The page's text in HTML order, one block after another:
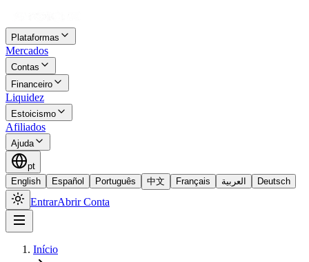
Plataformas
Mercados
Contas
Financeiro
Liquidez
Estoicismo
Afiliados
Ajuda
pt
English
Español Português 中文 Français العربية Deutsch
EntrarAbrir Conta
Início